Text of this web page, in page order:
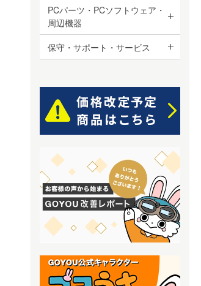
PCパーツ・PCソフトウェア・
周辺機器
保守・サポート・サービス